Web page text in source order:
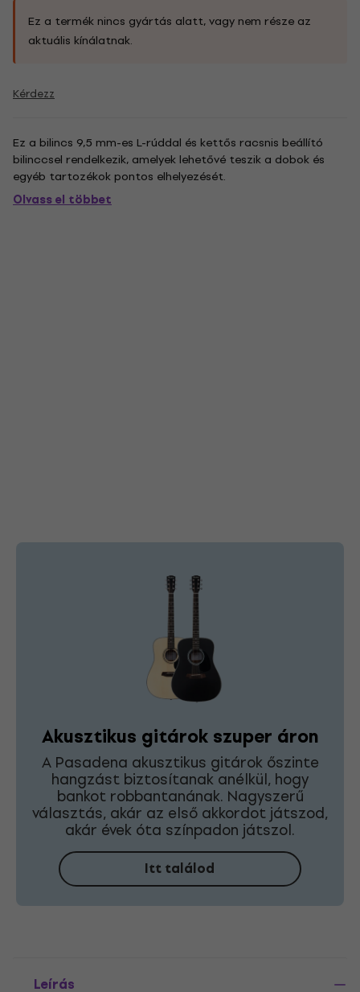
Ez a termék nincs gyártás alatt, vagy nem része az
aktuális kínálatnak.
Kérdezz
Ez a bilincs 9,5 mm-es L-rúddal és kettős racsnis beállító
bilinccsel rendelkezik, amelyek lehetővé teszik a dobok és
egyéb tartozékok pontos elhelyezését.
Olvass el többet
Akusztikus gitárok szuper áron
A Pasadena akusztikus gitárok őszinte
hangzást biztosítanak anélkül, hogy
bankot robbantanának. Nagyszerű
választás, akár az első akkordot játszod,
akár évek óta színpadon játszol.
Itt találod
Leírás